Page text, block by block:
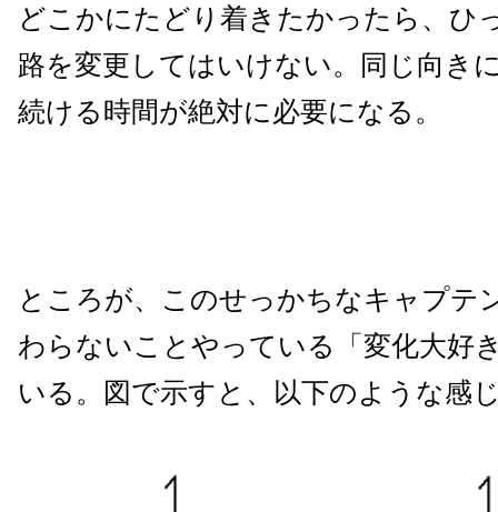
どこかにたどり着きたかったら、ひ
路を変更してはいけない。同じ向き
続ける時間が絶対に必要になる。
ところが、このせっかちなキャプテ
わらないことやっている「変化大好
いる。図で示すと、以下のような感